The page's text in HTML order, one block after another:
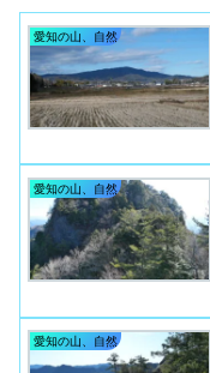
愛知の山、自然
愛知の山、自然
愛知の山、自然